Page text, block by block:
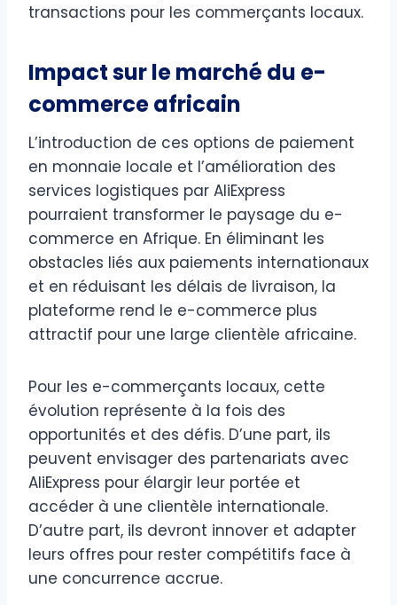
transactions pour les commerçants locaux.
Impact sur le marché du e-
commerce africain
L’introduction de ces options de paiement
en monnaie locale et l’amélioration des
services logistiques par AliExpress
pourraient transformer le paysage du e-
commerce en Afrique. En éliminant les
obstacles liés aux paiements internationaux
et en réduisant les délais de livraison, la
plateforme rend le e-commerce plus
attractif pour une large clientèle africaine.
Pour les e-commerçants locaux, cette
évolution représente à la fois des
opportunités et des défis. D’une part, ils
peuvent envisager des partenariats avec
AliExpress pour élargir leur portée et
accéder à une clientèle internationale.
D’autre part, ils devront innover et adapter
leurs offres pour rester compétitifs face à
une concurrence accrue.​